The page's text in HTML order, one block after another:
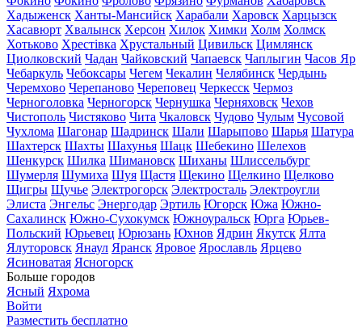
Хадыженск Ханты-Мансийск Харабали Харовск Харцызск
Хасавюрт Хвалынск Херсон Хилок Химки Холм Холмск
Хотьково Хрестівка Хрустальный Цивильск Цимлянск
Циолковский Чадан Чайковский Чапаевск Чаплыгин Часов Яр
Чебаркуль Чебоксары Чегем Чекалин Челябинск Чердынь
Черемхово Черепаново Череповец Черкесск Чермоз
Черноголовка Черногорск Чернушка Черняховск Чехов
Чистополь Чистяково Чита Чкаловск Чудово Чулым Чусовой
Чухлома Шагонар Шадринск Шали Шарыпово Шарья Шатура
Шахтерск Шахты Шахунья Шацк Шебекино Шелехов
Шенкурск Шилка Шимановск Шиханы Шлиссельбург
Шумерля Шумиха Шуя Щастя Щекино Щелкино Щелково
Щигры Щучье Электрогорск Электросталь Электроугли
Элиста Энгельс Энергодар Эртиль Югорск Южа Южно-
Сахалинск Южно-Сухокумск Южноуральск Юрга Юрьев-
Польский Юрьевец Юрюзань Юхнов Ядрин Якутск Ялта
Ялуторовск Янаул Яранск Яровое Ярославль Ярцево
Ясиноватая Ясногорск
Больше городов
Ясный Яхрома
Войти
Разместить бесплатно